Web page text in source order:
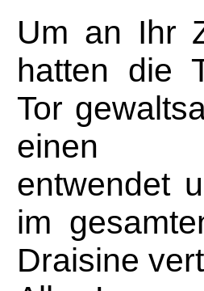
Um an Ihr
hatten die
Tor
einen
entwendet
im
Draisine